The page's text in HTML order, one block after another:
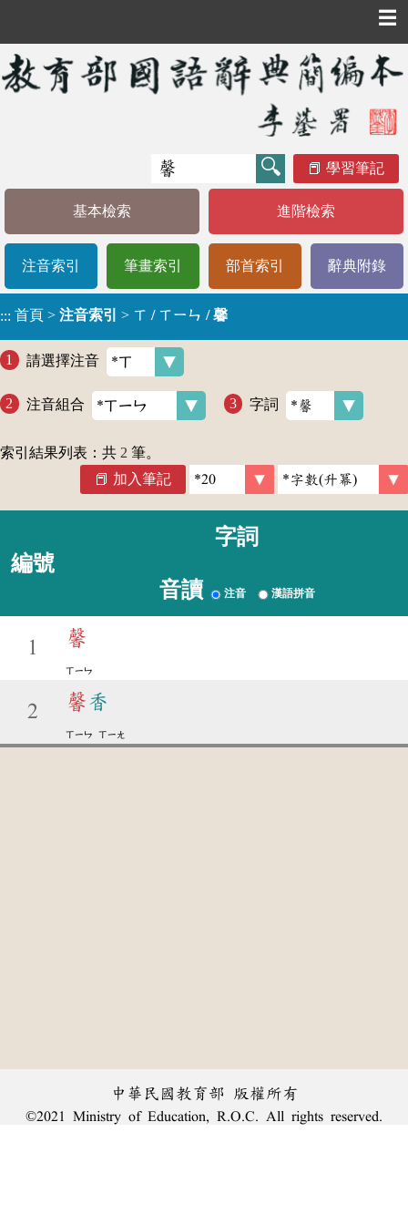
☰
學習筆記
基本檢索 進階檢索
注音索引 筆畫索引 部首索引 辭典附錄
::: 首頁 > 注音索引 > ㄒ / ㄒㄧㄣ / 馨
請選擇注音
注音組合 字詞
索引結果列表：共 2 筆。
加入筆記
編號
字詞
音讀 注音 漢語拼音
1 馨
ㄒㄧㄣ
2 馨香
ㄒㄧㄣ ㄒㄧㄤ
中華民國教育部 版權所有
©2021 Ministry of Education, R.O.C. All rights reserved.